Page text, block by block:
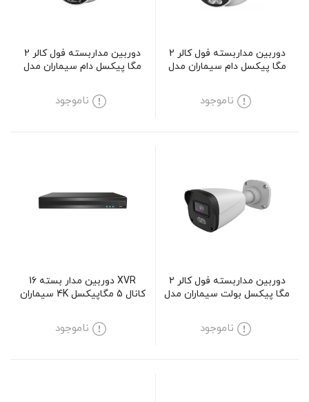
دوربین مداربسته فول کالر 2
مگا پیکسل دام سیماران مدل
ناموجود
دوربین مداربسته فول کالر 2
مگا پیکسل دام سیماران مدل
ناموجود
دوربین مداربسته فول کالر 2
مگا پیکسل بولت سیماران مدل
ناموجود
XVR دوربین مدار بسته 16
کانال 5 مگاپیکسل 4K سیماران
ناموجود